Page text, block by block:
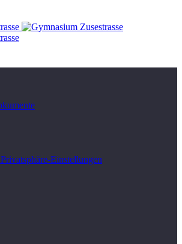
Einstellungen